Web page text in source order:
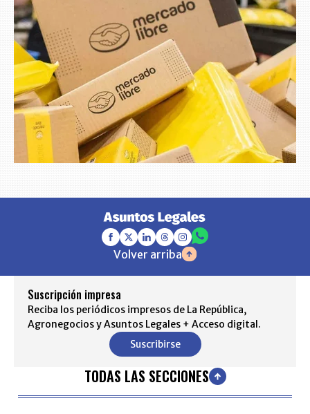
Volver arriba
Suscripción impresa
Reciba los periódicos impresos de La República,
Agronegocios y Asuntos Legales + Acceso digital.
Suscribirse
TODAS LAS SECCIONES